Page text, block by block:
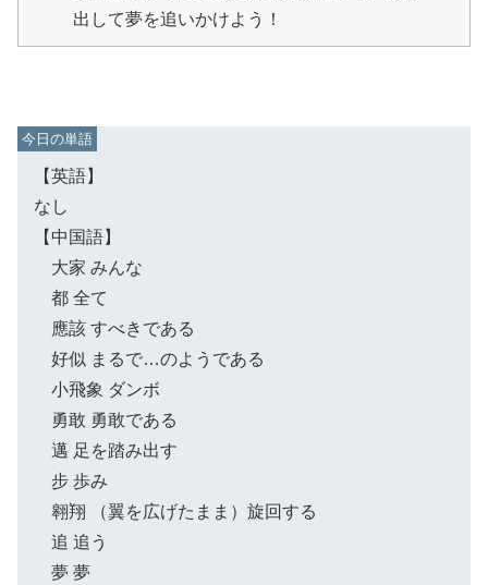
出して夢を追いかけよう！
【英語】
なし
【中国語】
大家 みんな
都 全て
應該 すべきである
好似 まるで…のようである
小飛象 ダンボ
勇敢 勇敢である
邁 足を踏み出す
步 歩み
翱翔 （翼を広げたまま）旋回する
追 追う
夢 夢